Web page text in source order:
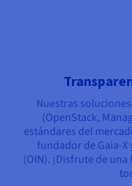
Nuestras
(OpenStack,
estándares del
fundador de Gaia-
(OIN). ¡Disfrute de